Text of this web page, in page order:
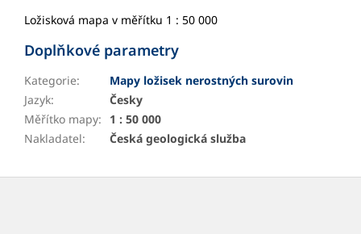
Ložisková mapa v měřítku 1 : 50 000
Doplňkové parametry
Kategorie:
Mapy ložisek nerostných surovin
Jazyk:
Česky
Měřítko mapy:
1 : 50 000
Nakladatel: Česká geologická služba
Z